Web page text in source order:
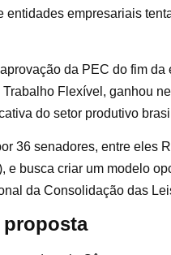
entidades empresariais
da PEC do fim
Flexível, ganhou
do setor produtivo
36 senadores, entre eles
e busca criar um modelo
da Consolidação das
proposta